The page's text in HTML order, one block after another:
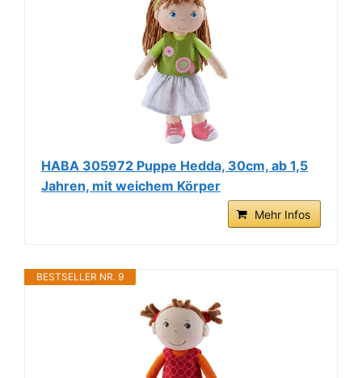
HABA 305972 Puppe Hedda, 30cm, ab 1,5
Jahren, mit weichem Körper
Mehr Infos
BESTSELLER NR. 9